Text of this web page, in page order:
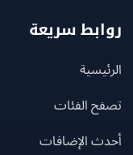
سريعة
الفئات
الإضافات